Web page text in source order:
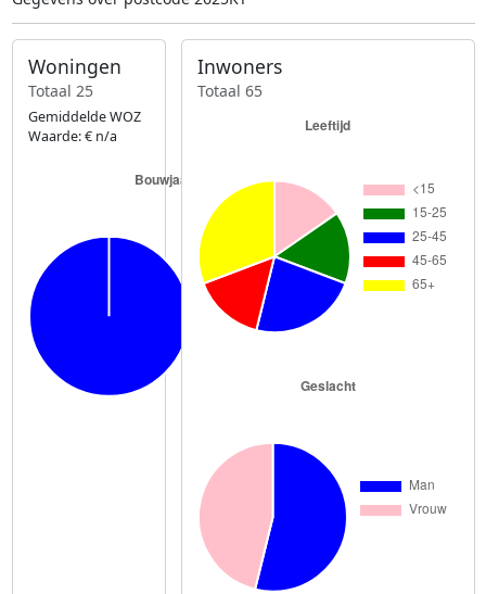
Woningen
Totaal 25
Gemiddelde WOZ
Waarde: € n/a
Inwoners
Totaal 65